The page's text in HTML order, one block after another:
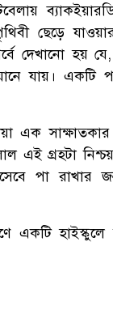
ছেড়ে
দেখানো হয়
যায়। একটি
এক
এই গ্রহটা
পা রাখার
একটি হাইস্কুলে